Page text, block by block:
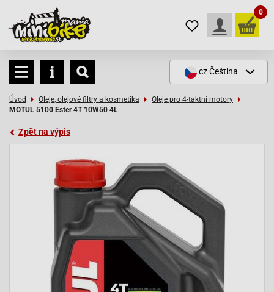
0
czČeština
Úvod Oleje, olejové filtry a kosmetika
Oleje pro 4-taktní motory
MOTUL 5100 Ester 4T 10W50 4L
Zpět na výpis